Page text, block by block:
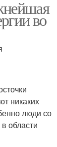
во
никаких
люди со
области